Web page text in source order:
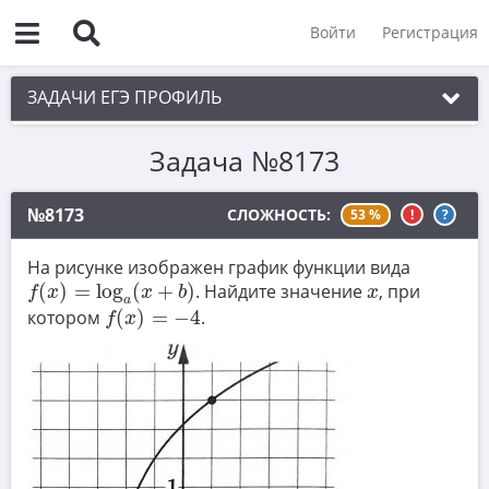
Войти Регистрация
ЗАДАЧИ ЕГЭ ПРОФИЛЬ
1. Планиметрия
2. Векторы
3. Стереометрия
4. Классическое определение вероятности
5. Теория вероятностей
7. Нахождение значений выражений
8. Производная
9. Задачи прикладного содержания
Задача №8173
№8173 СЛОЖНОСТЬ: 53 % ! ?
На рисунке изображен график функции вида
f(x) = loga(x + b)
f(x)=loga(x+b) . Найдите значениеx
x, при
котором f(x) = −4
f(x)=− 4 .